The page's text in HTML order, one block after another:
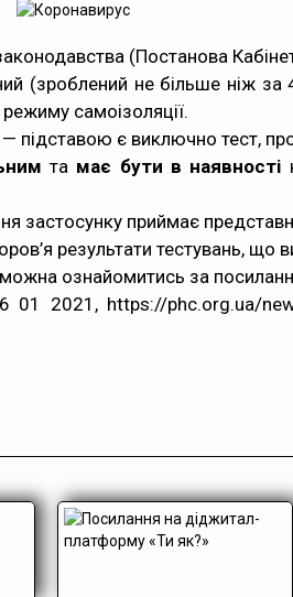
(Постанова
(зроблений не більше ніж
самоізоляції.
— підставою є виключно тест,
та має бути в наявності
застосунку приймає
результати тестувань, що
ознайомитись за
01 2021, https://phc.org.ua/